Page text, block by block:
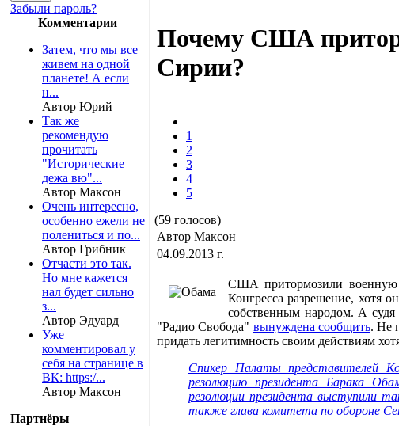
Забыли пароль?
Комментарии
Затем, что мы все
живем на одной
планете! А если
н...
Автор Юрий
Так же
рекомендую
прочитать
"Исторические
дежа вю"...
Автор Максон
Очень интересно,
особенно ежели не
полениться и по...
Автор Грибник
Отчасти это так.
Но мне кажется
нал будет сильно
з...
Автор Эдуард
Уже
комментировал у
себя на странице в
ВК: https:/...
Автор Максон
Партнёры
Почему США
Сирии?
1
2
3
4
5
(59 голосов)
Автор Максон
04.09.2013 г.
США притормозили военную
Конгресса разрешение, хотя
собственным народом. А
"Радио Свобода" вынуждена сообщить. Не
придать легитимность своим действиям
Спикер Палаты представителей
резолюцию президента Барака
резолюции президента выступили
также глава комитета по обороне